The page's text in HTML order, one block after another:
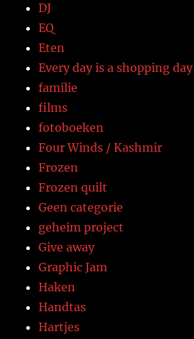
DJ
EQ
Eten
Every day is a shopping day
familie
films
fotoboeken
Four Winds / Kashmir
Frozen
Frozen quilt
Geen categorie
geheim project
Give away
Graphic Jam
Haken
Handtas
Hartjes